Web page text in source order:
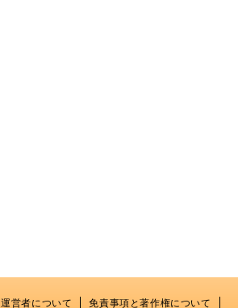
運営者について
免責事項と著作権について